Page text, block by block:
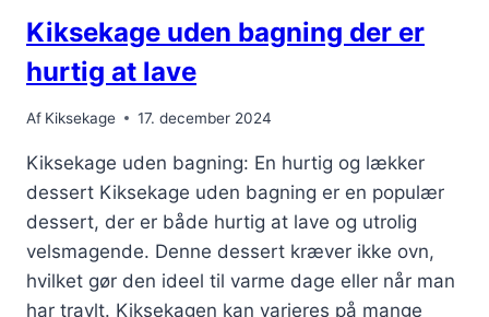
Kiksekage uden bagning der er
hurtig at lave
Af Kiksekage 17. december 2024
Kiksekage uden bagning: En hurtig og lækker
dessert Kiksekage uden bagning er en populær
dessert, der er både hurtig at lave og utrolig
velsmagende. Denne dessert kræver ikke ovn,
hvilket gør den ideel til varme dage eller når man
har travlt. Kiksekagen kan varieres på mange